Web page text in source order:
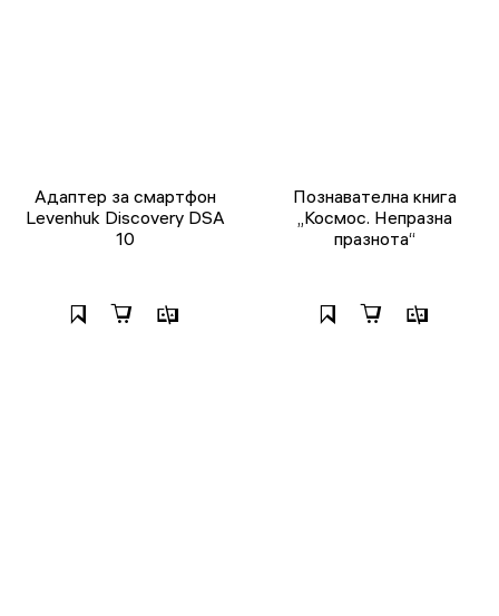
Адаптер за смартфон
Levenhuk Discovery DSA
10
Познавателна книга
„Космос. Непразна
празнота“